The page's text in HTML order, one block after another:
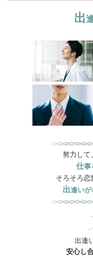
出
努力して
仕事
そろそろ恋
出逢い
出逢
安心し